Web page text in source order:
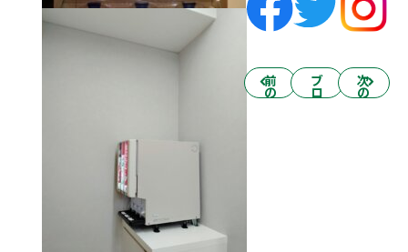
前
の
記
ブ
ロ
グ
次
の
記